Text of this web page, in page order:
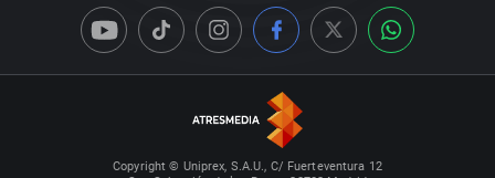
Copyright © Uniprex, S.A.U., C/ Fuerteventura 12